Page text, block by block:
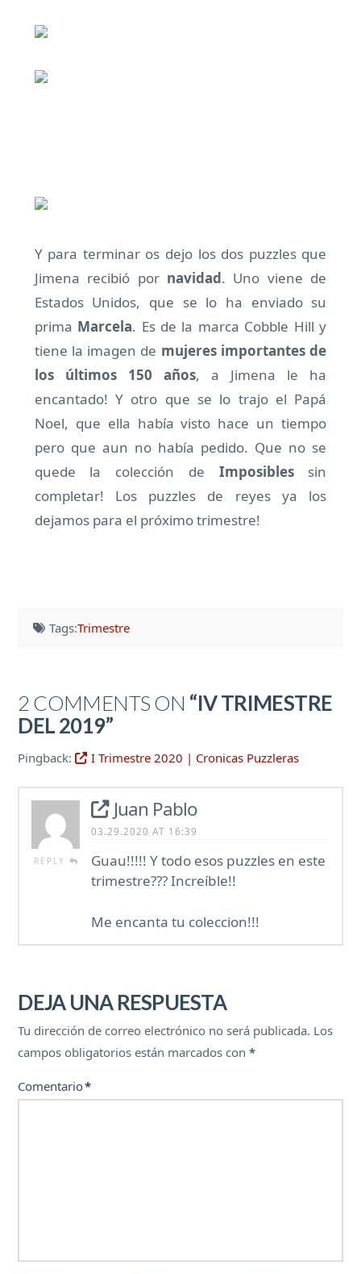
Y para terminar os dejo los dos puzzles que
Jimena recibió por navidad. Uno viene de
Estados Unidos, que se lo ha enviado su
prima Marcela. Es de la marca Cobble Hill y
tiene la imagen de mujeres importantes de
los últimos 150 años, a Jimena le ha
encantado! Y otro que se lo trajo el Papá
Noel, que ella había visto hace un tiempo
pero que aun no había pedido. Que no se
quede la colección de Imposiblessin
completar! Los puzzles de reyes ya los
dejamos para el próximo trimestre!
Tags:Trimestre
2 COMMENTS ON “IV TRIMESTRE
DEL 2019”
Pingback: I Trimestre 2020 | Cronicas Puzzleras
REPLY
Juan Pablo
03.29.2020 AT 16:39
Guau!!!!! Y todo esos puzzles en este
trimestre??? Increíble!!
Me encanta tu coleccion!!!
DEJA UNA RESPUESTA
Tu dirección de correo electrónico no será publicada. Los
campos obligatorios están marcados con*
Comentario*